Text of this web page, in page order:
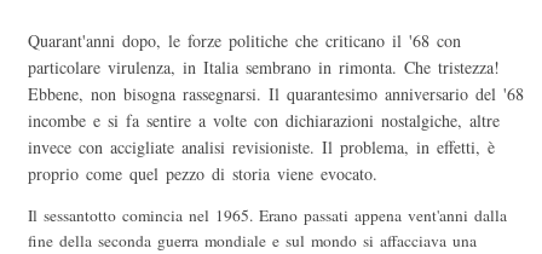
Quarant'anni dopo, le forze politiche che criticano il '68 con
particolare virulenza, in Italia sembrano in rimonta. Che tristezza!
Ebbene, non bisogna rassegnarsi. Il quarantesimo anniversario del '68
incombe e si fa sentire a volte con dichiarazioni nostalgiche, altre
invece con accigliate analisi revisioniste. Il problema, in effetti, è
proprio come quel pezzo di storia viene evocato.
Il sessantotto comincia nel 1965. Erano passati appena vent'anni dalla
fine della seconda guerra mondiale e sul mondo si affacciava una